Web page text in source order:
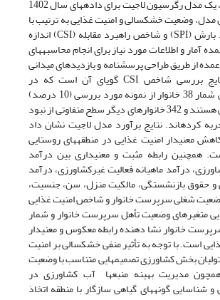
است. بدین منظور، یک مدل رگرسیون لاجیت برای داده‏های سال 1402
مدل، وضعیت خشکسالی و امنیت غذایی به ترتیب با
شاخص‏ استاندارد بارش (SPI) و شاخص راهبرد مقابله (CSI) اندازه
و اطلاعات مورد نیاز برای انجام محاسبه‏های
از طریق طراحی پرسشنامه و بازدیدهای میدانی
گردآوری شد. نتایج بررسی شاخص CSI گویای آن است که در
منطقه‏های روستایی شمار 38 خانوار از نمونه مورد بررسی (10 درصد)
دارای امنیت غذایی هستند و 342 خانوارهای دیگر سطح متفاوتی از نبود
کرده‏اند. نتایج برآورد مدل لاجیت نشان داد
معنی‏دار امنیت غذایی در منطقه‏های روستایی
همچنین رابطه مثبت و معنی‏داری بین درآمد
درآمد ماهیانه فعالیت غیرکشاورزی، درآمد
و حقوق بازنشستگی، مالکیت منزل، سن، جنسیت،
شغلی سرپرست خانوار و شاخص امنیت غذایی
متغیرهای وضعیت تأهل سرپرست خانوار و شمار
خانوار نشا‏ دهنده رابطه معکوس و معنی‏دار
است. با توجه به تأثیر منفی خشکسالی بر امنیت
بخش کشاورزی تصمیم‏هایی متناسب با وضعیت
مدیریت بهینه منبع‏ها آب کشاورزی در
شناسایی گونه‏های گیاهی سازگار با منطقه اتخاذ